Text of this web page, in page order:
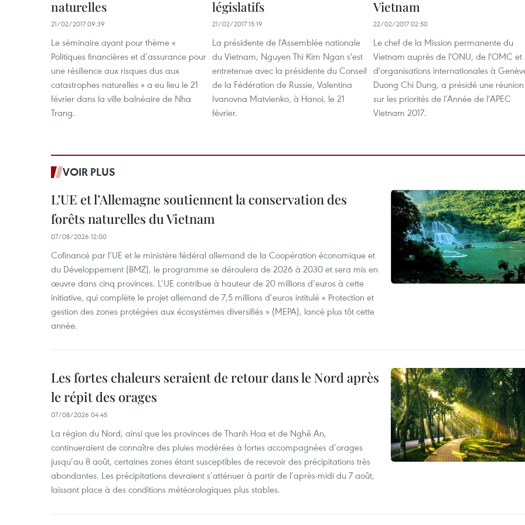
naturelles
21/02/2017 09:39
Le séminaire ayant pour thème «
Politiques financières et d’assurance pour
une résilience aux risques dus aux
catastrophes naturelles » a eu lieu le 21
février dans la ville balnéaire de Nha
Trang.
législatifs
21/02/2017 15:19
La présidente de l'Assemblée nationale
du Vietnam, Nguyen Thi Kim Ngan s'est
entretenue avec la présidente du Conseil
de la Fédération de Russie, Valentina
Ivanovna Matvienko, à Hanoi, le 21
février.
Vietnam
22/02/2017 02:50
Le chef de la Mission permanente du
Vietnam auprès de l'ONU, de l'OMC et
d'organisations internationales à
Duong Chi Dung, a présidé une réunion
sur les priorités de l’Année de l’APEC
Vietnam 2017.
VOIR PLUS
L’UE et l’Allemagne soutiennent la conservation des
forêts naturelles du Vietnam
07/08/2026 12:00
Cofinancé par l’UE et le ministère fédéral allemand de la Coopération économique et
du Développement (BMZ), le programme se déroulera de 2026 à 2030 et sera mis en
œuvre dans cinq provinces. L’UE contribue à hauteur de 20 millions d’euros à cette
initiative, qui complète le projet allemand de 7,5 millions d’euros intitulé « Protection et
gestion des zones protégées aux écosystèmes diversifiés » (MEPA), lancé plus tôt cette
année.
Les fortes chaleurs seraient de retour dans le Nord après
le répit des orages
07/08/2026 04:45
La région du Nord, ainsi que les provinces de Thanh Hoa et de Nghê An,
continueraient de connaître des pluies modérées à fortes accompagnées d’orages
jusqu’au 8 août, certaines zones étant susceptibles de recevoir des précipitations très
abondantes. Les précipitations devraient s’atténuer à partir de l’après-midi du 7 août,
laissant place à des conditions météorologiques plus stables.